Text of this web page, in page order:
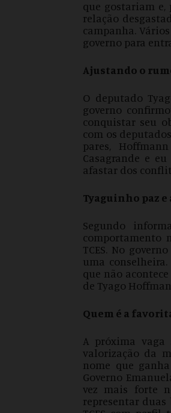
que gostariam e,
relação
campanha.
governo para
Ajustando o
O deputado
governo
conquistar seu
com os
pares,
Casagrande e
afastar dos
Tyaguinho paz e
Segundo
comportamento
TCES. No
uma
que não
de Tyago
Quem é a
A próxima vaga
valorização da
nome que
Governo
vez mais forte
representar duas